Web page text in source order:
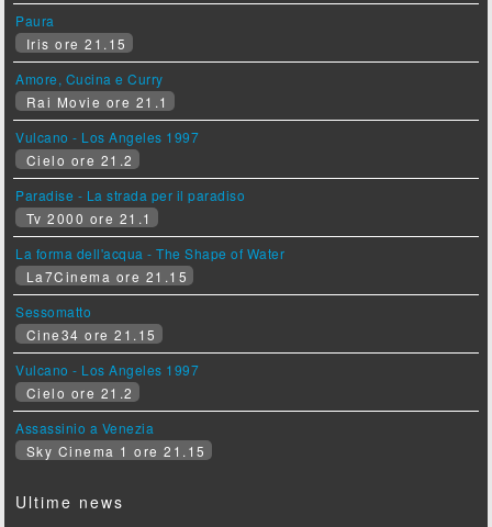
Paura
Iris ore 21.15
Amore, Cucina e Curry
Rai Movie ore 21.1
Vulcano - Los Angeles 1997
Cielo ore 21.2
Paradise - La strada per il paradiso
Tv 2000 ore 21.1
La forma dell'acqua - The Shape of Water
La7Cinema ore 21.15
Sessomatto
Cine34 ore 21.15
Vulcano - Los Angeles 1997
Cielo ore 21.2
Assassinio a Venezia
Sky Cinema 1 ore 21.15
Ultime news